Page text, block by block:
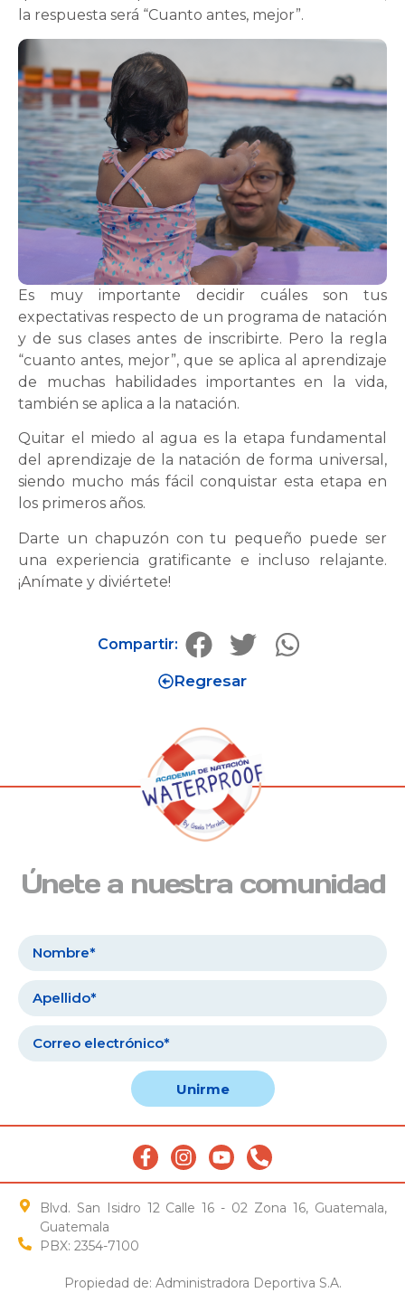
la respuesta será “Cuanto antes, mejor”.
Es muy importante decidir cuáles son tus
expectativas respecto de un programa de natación
y de sus clases antes de inscribirte. Pero la regla
“cuanto antes, mejor”, que se aplica al aprendizaje
de muchas habilidades importantes en la vida,
también se aplica a la natación.
Quitar el miedo al agua es la etapa fundamental
del aprendizaje de la natación de forma universal,
siendo mucho más fácil conquistar esta etapa en
los primeros años.
Darte un chapuzón con tu pequeño puede ser
una experiencia gratificante e incluso relajante.
¡Anímate y diviértete!
Regresar
Compartir:
Únete a nuestra comunidad
Unirme
Blvd. San Isidro 12 Calle 16 - 02 Zona 16, Guatemala,
Guatemala
PBX: 2354-7100
Propiedad de: Administradora Deportiva S.A.